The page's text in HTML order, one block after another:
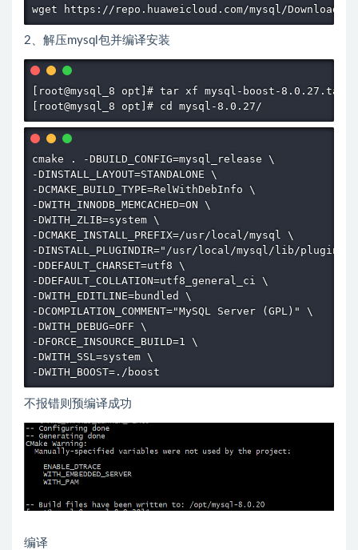
wget https://repo.huaweicloud.com/mysql/
2、解压mysql包并编译安装
[root@mysql_8 opt]# tar xf mysql-boost-
[root@mysql_8 opt]# cd mysql-8.0.27/
cmake . -DBUILD_CONFIG=mysql_release \
-DINSTALL_LAYOUT=STANDALONE \
-DCMAKE_BUILD_TYPE=RelWithDebInfo \
-DWITH_INNODB_MEMCACHED=ON \
-DWITH_ZLIB=system \
-DCMAKE_INSTALL_PREFIX=/usr/local/mysql \
-DINSTALL_PLUGINDIR="/usr/local/mysql/lib/plugin" \
-DDEFAULT_CHARSET=utf8 \
-DDEFAULT_COLLATION=utf8_general_ci \
-DWITH_EDITLINE=bundled \
-DCOMPILATION_COMMENT="MySQL Server (GPL)" \
-DWITH_DEBUG=OFF \
-DFORCE_INSOURCE_BUILD=1 \
-DWITH_SSL=system \
-DWITH_BOOST=./boost
不报错则预编译成功
编译